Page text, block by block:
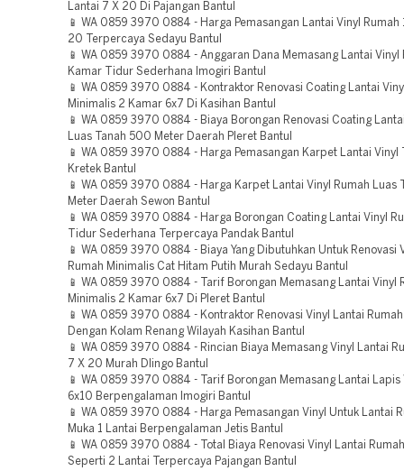
Lantai 7 X 20 Di Pajangan Bantul
📱 WA 0859 3970 0884 - Harga Pemasangan Lantai Vinyl Rumah
20 Terpercaya Sedayu Bantul
📱 WA 0859 3970 0884 - Anggaran Dana Memasang Lantai Vinyl
Kamar Tidur Sederhana Imogiri Bantul
📱 WA 0859 3970 0884 - Kontraktor Renovasi Coating Lantai
Minimalis 2 Kamar 6x7 Di Kasihan Bantul
📱 WA 0859 3970 0884 - Biaya Borongan Renovasi Coating
Luas Tanah 500 Meter Daerah Pleret Bantul
📱 WA 0859 3970 0884 - Harga Pemasangan Karpet Lantai Vinyl
Kretek Bantul
📱 WA 0859 3970 0884 - Harga Karpet Lantai Vinyl Rumah Luas
Meter Daerah Sewon Bantul
📱 WA 0859 3970 0884 - Harga Borongan Coating Lantai Vinyl
Tidur Sederhana Terpercaya Pandak Bantul
📱 WA 0859 3970 0884 - Biaya Yang Dibutuhkan Untuk Renovasi
Rumah Minimalis Cat Hitam Putih Murah Sedayu Bantul
📱 WA 0859 3970 0884 - Tarif Borongan Memasang Lantai Vinyl
Minimalis 2 Kamar 6x7 Di Pleret Bantul
📱 WA 0859 3970 0884 - Kontraktor Renovasi Vinyl Lantai
Dengan Kolam Renang Wilayah Kasihan Bantul
📱 WA 0859 3970 0884 - Rincian Biaya Memasang Vinyl Lantai
7 X 20 Murah Dlingo Bantul
📱 WA 0859 3970 0884 - Tarif Borongan Memasang Lantai Lapis
6x10 Berpengalaman Imogiri Bantul
📱 WA 0859 3970 0884 - Harga Pemasangan Vinyl Untuk Lantai
Muka 1 Lantai Berpengalaman Jetis Bantul
📱 WA 0859 3970 0884 - Total Biaya Renovasi Vinyl Lantai
Seperti 2 Lantai Terpercaya Pajangan Bantul